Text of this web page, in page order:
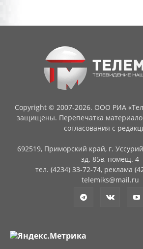
Copyright © 2007-2026. ООО РИА
защищены. Перепечатка
согласования с
692519, Приморский край, г.
зд. 85в, помещ. 4
тел. (4234) 33-72-74, реклама
telemiks@mail.ru